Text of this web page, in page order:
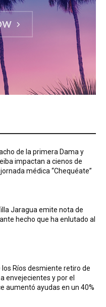
de la primera Dama y
impactan a cienos de
médica “Chequéate”
Jaragua emite nota de
hecho que ha enlutado al
los Ríos desmiente retiro de
envejecientes y por el
aumentó ayudas en un 40%